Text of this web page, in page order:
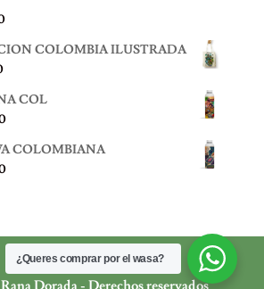
hasta
El
actual
$ 55.000.
COLOMBIA ILUSTRADA
El
actual
es:
$ 45.000.
COL
El
actual
es:
COLOMBIANA
El
$ 65.000.
Dorada - Derechos reservados
¿Queres comprar por el wasa?